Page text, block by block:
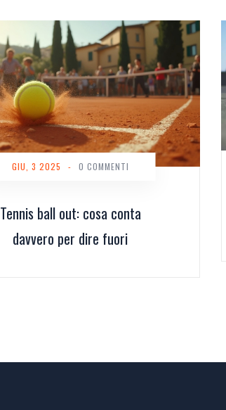
Tennis ball out: cosa conta
davvero per dire fuori
GIU, 3 2025 - 0 COMMENTI